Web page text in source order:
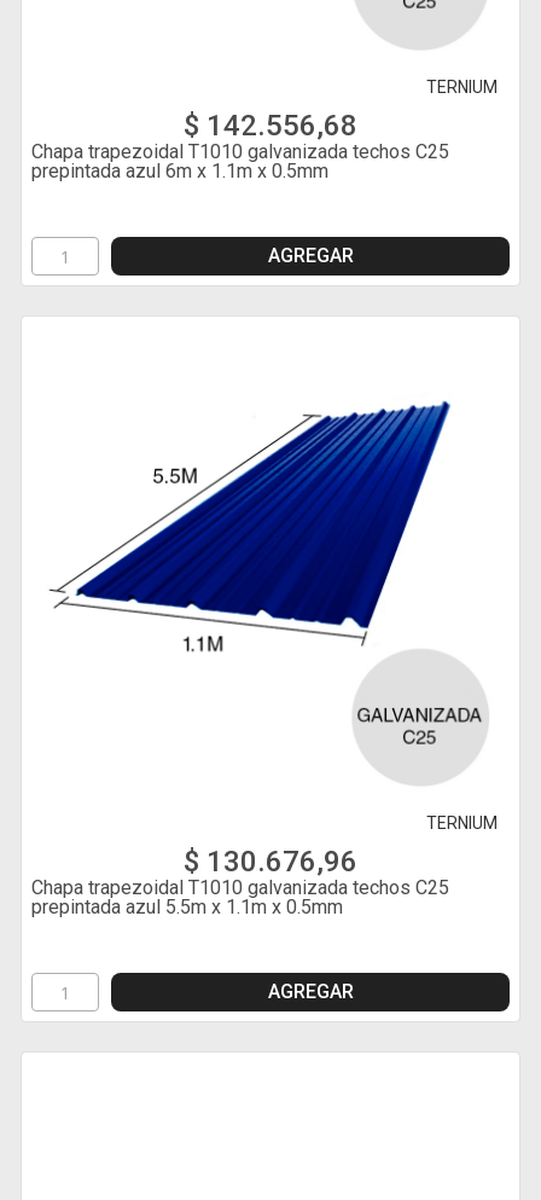
TERNIUM
$ 142.556,68
Chapa trapezoidal T1010 galvanizada techos C25
prepintada azul 6m x 1.1m x 0.5mm
AGREGAR
TERNIUM
$ 130.676,96
Chapa trapezoidal T1010 galvanizada techos C25
prepintada azul 5.5m x 1.1m x 0.5mm
AGREGAR